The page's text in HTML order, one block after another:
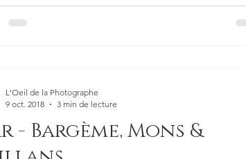
- Bargème, Mons &
L'Oeil de la Photographe
9 oct. 2018
3 min de lecture